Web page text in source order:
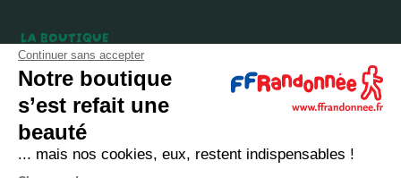
LA BOUTIQUE
Qui sommes-nous ?
Comment devenir adhérent ?
Mentions légales
CGV et politique de confidentialité
Continuer sans accepter
Notre boutique
s’est refait une
beauté
... mais nos cookies, eux, restent indispensables !